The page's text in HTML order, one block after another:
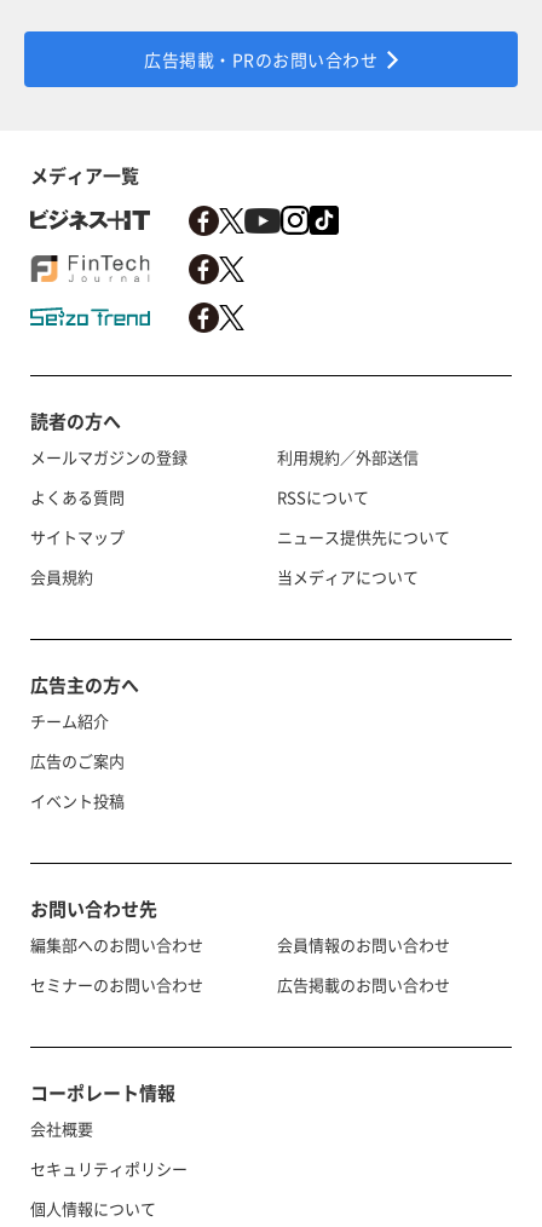
広告掲載・PRのお問い合わせ
メディア一覧
読者の方へ
メールマガジンの登録
よくある質問
サイトマップ
会員規約
利用規約／外部送信
RSSについて
ニュース提供先について
当メディアについて
広告主の方へ
チーム紹介
広告のご案内
イベント投稿
お問い合わせ先
編集部へのお問い合わせ
セミナーのお問い合わせ
会員情報のお問い合わせ
広告掲載のお問い合わせ
コーポレート情報
会社概要
セキュリティポリシー
個人情報について